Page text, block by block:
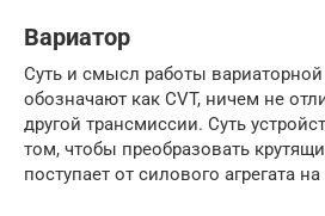
Вариатор
Суть и смысл работы
обозначают как CVT, ничем не
другой трансмиссии. Суть
том, чтобы преобразовать
поступает от силового агрегата